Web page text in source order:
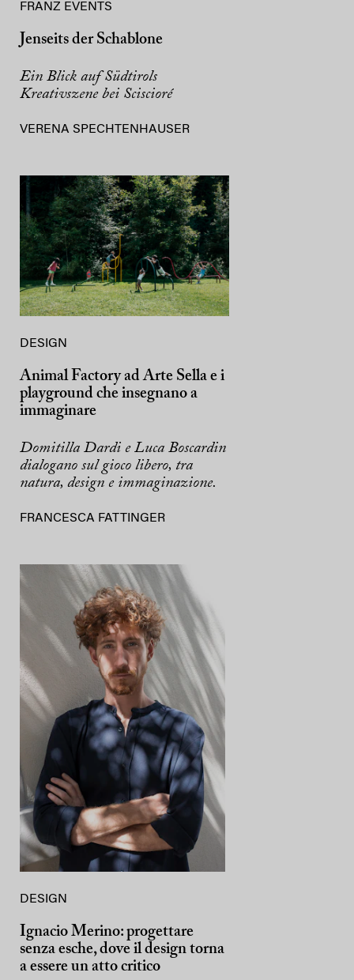
FRANZ EVENTS
Jenseits der Schablone
Ein Blick auf Südtirols
Kreativszene bei Sciscioré
VERENA SPECHTENHAUSER
DESIGN
Animal Factory ad Arte Sella e i
playground che insegnano a
immaginare
Domitilla Dardi e Luca Boscardin
dialogano sul gioco libero, tra
natura, design e immaginazione.
FRANCESCA FATTINGER
DESIGN
Ignacio Merino: progettare
senza esche, dove il design torna
a essere un atto critico